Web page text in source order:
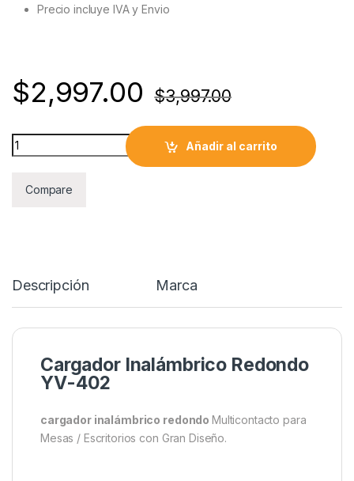
Precio incluye IVA y Envio
$2,997.00 $3,997.00
Cargador Inalámbrico Redondo YV-402 Con HDMI quantity
Añadir al carrito
Compare
Descripción Marca
Cargador Inalámbrico Redondo
YV-402
cargador inalámbrico redondo Multicontacto para
Mesas / Escritorios con Gran Diseño.